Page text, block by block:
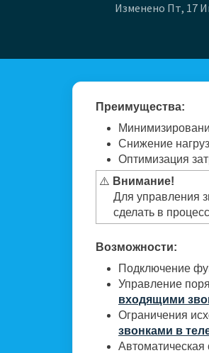
Изменено Пт, 17
Преимущества:
Снижение
Оптимизация
⚠️ Внимание!
Для управления
сделать в
Возможности:
Подключение
Управление
входящими
Ограничения
звонками в